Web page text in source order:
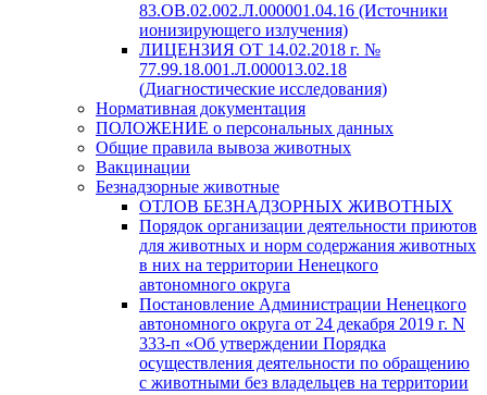
83.ОВ.02.002.Л.000001.04.16 (Источники
ионизирующего излучения)
ЛИЦЕНЗИЯ ОТ 14.02.2018 г. №
77.99.18.001.Л.000013.02.18
(Диагностические исследования)
Нормативная документация
ПОЛОЖЕНИЕ о персональных данных
Общие правила вывоза животных
Вакцинации
Безнадзорные животные
ОТЛОВ БЕЗНАДЗОРНЫХ ЖИВОТНЫХ
Порядок организации деятельности приютов
для животных и норм содержания животных
в них на территории Ненецкого
автономного округа
Постановление Администрации Ненецкого
автономного округа от 24 декабря 2019 г. N
333-п «Об утверждении Порядка
осуществления деятельности по обращению
с животными без владельцев на территории